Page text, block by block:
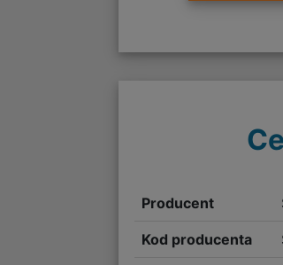
Producent
Kod producenta